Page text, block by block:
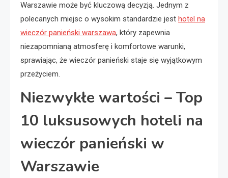
Warszawie może być kluczową decyzją. Jednym z
polecanych miejsc o wysokim standardzie jest hotel na
wieczór panieński warszawa, który zapewnia
niezapomnianą atmosferę i komfortowe warunki,
sprawiając, że wieczór panieński staje się wyjątkowym
przeżyciem.
Niezwykłe wartości – Top
10 luksusowych hoteli na
wieczór panieński w
Warszawie